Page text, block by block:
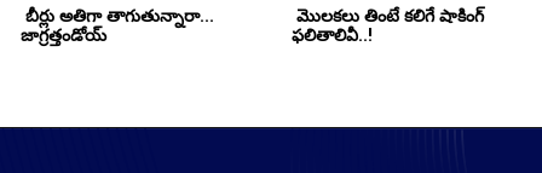
బీర్లు అతిగా తాగుతున్నారా...
జాగ్రత్తండోయ్
మొలకలు తింటే కలిగే షాకింగ్
ఫలితాలివీ..!